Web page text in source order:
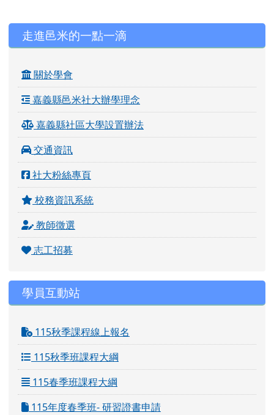
左邊區域內容
走進邑米的一點一滴
關於學會
嘉義縣邑米社大辦學理念
嘉義縣社區大學設置辦法
交通資訊
社大粉絲專頁
校務資訊系統
教師徵選
志工招募
學員互動站
115秋季課程線上報名
115秋季班課程大綱
115春季班課程大綱
115年度春季班- 研習證書申請